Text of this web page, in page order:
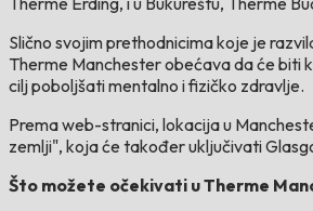
Slično svojim prethodnicima koje je
Therme Manchester obećava da će biti
cilj poboljšati mentalno i fizičko zdravlje.
Prema web-stranici, lokacija u
zemlji", koja će također uključivati
Što možete očekivati ​​u Therme